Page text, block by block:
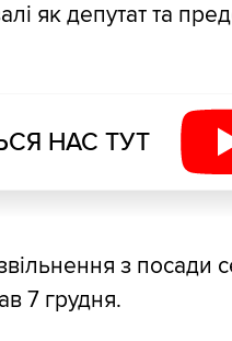
як депутат та
НАС ТУТ
з посади
7 грудня.